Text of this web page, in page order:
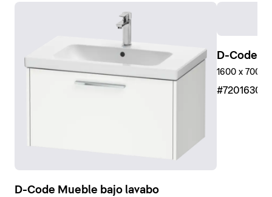
D-Code Mueble bajo lavabo
D-Code
1600 x 700